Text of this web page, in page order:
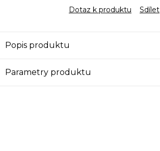
Dotaz k produktu
Sdílet
Popis produktu
Parametry produktu